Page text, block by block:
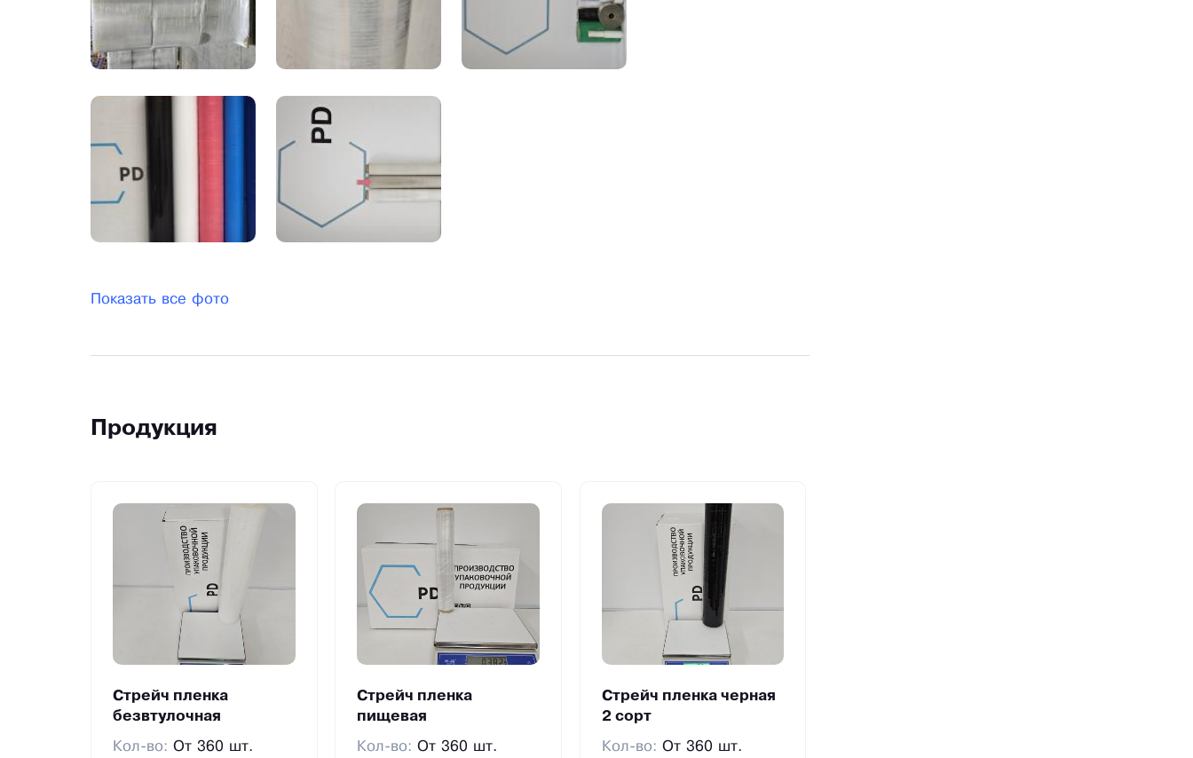
Показать все фото
Продукция
Стрейч пленка
безвтулочная
Кол-во:От 360 шт.
Стрейч пленка
пищевая
Кол-во:От 360 шт.
Стрейч пленка черная
2 сорт
Кол-во: От 360 шт.